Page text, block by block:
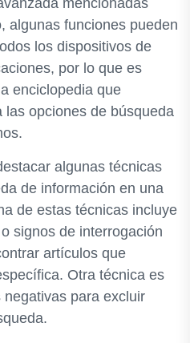
mencionadas
algunas funciones pueden
los dispositivos de
por lo que es
enciclopedia que
opciones de búsqueda
algunas técnicas
de información en una
de estas técnicas incluye
signos de interrogación
artículos que
Otra técnica es
negativas para excluir